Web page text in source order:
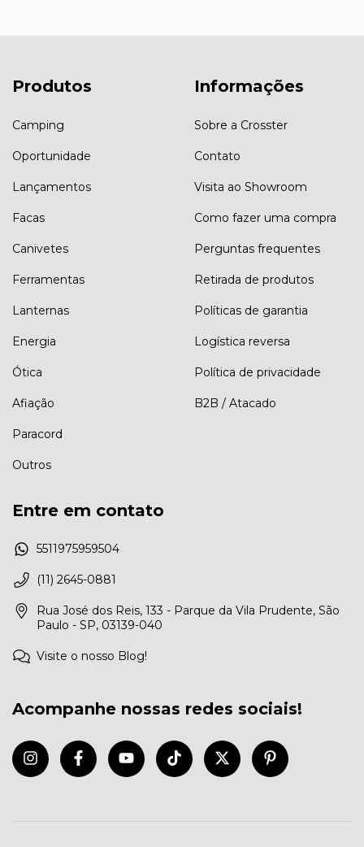
Produtos
Camping
Oportunidade
Lançamentos
Facas
Canivetes
Ferramentas
Lanternas
Energia
Ótica
Afiação
Paracord
Outros
Informações
Sobre a Crosster
Contato
Visita ao Showroom
Como fazer uma compra
Perguntas frequentes
Retirada de produtos
Políticas de garantia
Logística reversa
Política de privacidade
B2B / Atacado
Entre em contato
5511975959504
(11) 2645-0881
Rua José dos Reis, 133 - Parque da Vila Prudente, São
Paulo - SP, 03139-040
Visite o nosso Blog!
Acompanhe nossas redes sociais!